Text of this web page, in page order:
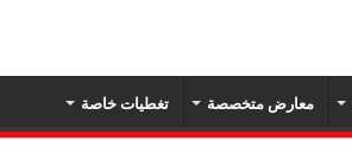
معارض متخصصة تغطيات خاصة